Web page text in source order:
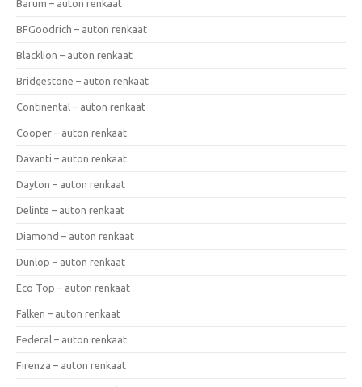
Barum – auton renkaat
BFGoodrich – auton renkaat
Blacklion – auton renkaat
Bridgestone – auton renkaat
Continental – auton renkaat
Cooper – auton renkaat
Davanti – auton renkaat
Dayton – auton renkaat
Delinte – auton renkaat
Diamond – auton renkaat
Dunlop – auton renkaat
Eco Top – auton renkaat
Falken – auton renkaat
Federal – auton renkaat
Firenza – auton renkaat